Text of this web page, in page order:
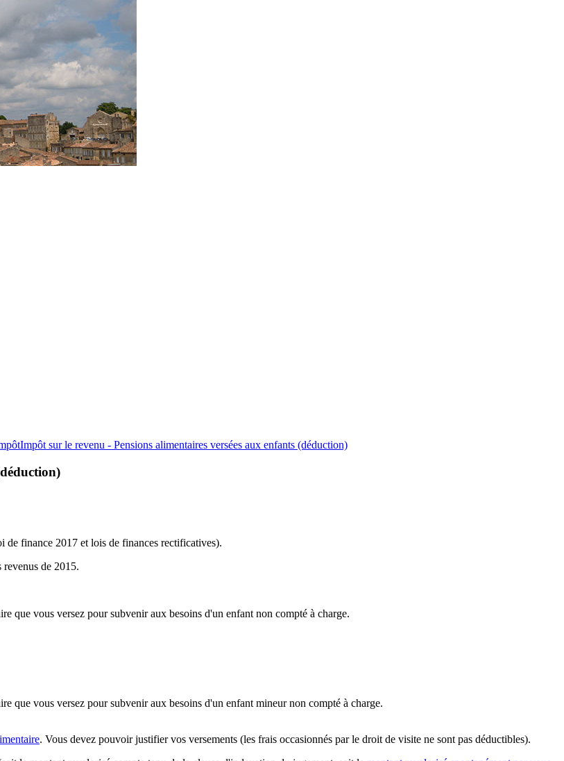
Impôt sur le revenu - Pensions alimentaires versées aux enfants (déduction)
de finance 2017 et lois de finances rectificatives).
de 2015.
que vous versez pour subvenir aux besoins d'un enfant non compté à charge.
que vous versez pour subvenir aux besoins d'un enfant mineur non compté à charge.
. Vous devez pouvoir justifier vos versements (les frais occasionnés par le droit de visite ne sont pas déductibles).